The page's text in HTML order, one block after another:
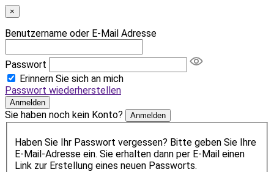
×
Benutzername oder E-Mail Adresse
Passwort
Erinnern Sie sich an mich
Passwort wiederherstellen
Anmelden
Sie haben noch kein Konto? Anmelden
Haben Sie Ihr Passwort vergessen? Bitte geben Sie Ihre
E-Mail-Adresse ein. Sie erhalten dann per E-Mail einen
Link zur Erstellung eines neuen Passworts.